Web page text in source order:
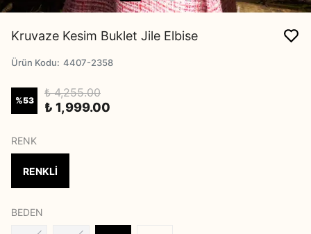
Kruvaze Kesim Buklet Jile Elbise
Ürün Kodu: 4407-2358
%53
₺ 4,255.00
₺ 1,999.00
RENK
RENKLİ
BEDEN